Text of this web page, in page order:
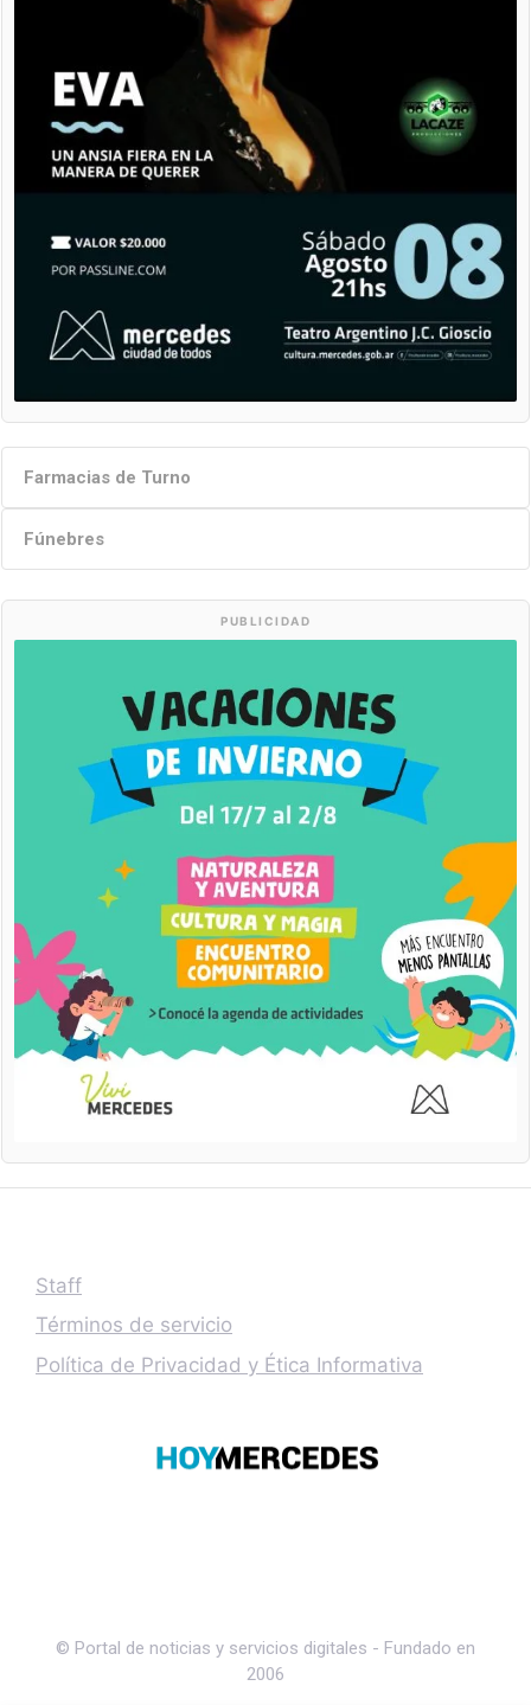
Farmacias de Turno
Fúnebres
PUBLICIDAD
Staff
Términos de servicio
Política de Privacidad y Ética Informativa
© Portal de noticias y servicios digitales - Fundado en
2006